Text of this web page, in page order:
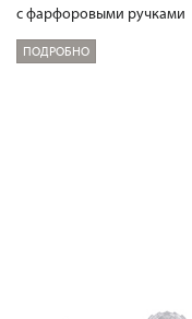
с фарфоровыми ручками
ПОДРОБНО